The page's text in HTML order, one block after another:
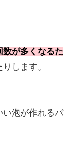
が多くなるた
します。
い泡が作れるバ